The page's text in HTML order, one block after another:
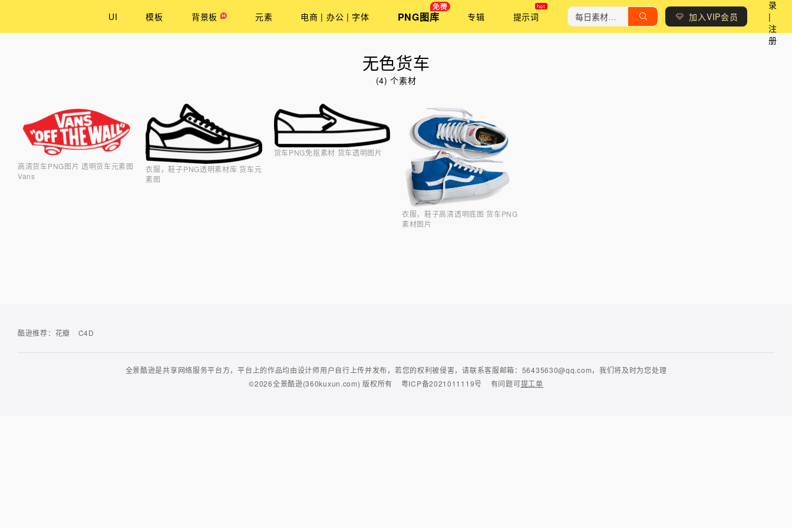
UI 模板 背景板 元素 电商 | 办公 | 字体 PNG图库 专辑 提示词 加入VIP会员
录
|
注
册
无色货车
(4) 个素材
高清货车PNG图片 透明货车元素图
Vans
衣服，鞋子PNG透明素材库 货车元
素图
货车PNG免抠素材 货车透明图片
衣服，鞋子高清透明底图 货车PNG
素材图片
酷逊推荐： 花瓣 C4D
全景酷逊是共享网络服务平台方，平台上的作品均由设计师用户自行上传并发布，若您的权利被侵害，请联系客服邮箱：56435630@qq.com，我们将及时为您处理
©2026全景酷逊(360kuxun.com) 版权所有 粤ICP备2021011119号 有问题可提工单